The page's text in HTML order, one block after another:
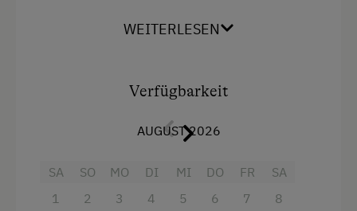
Flitterwochen am Bauernhof
Gesundheitsurlaub
Energie/Entspannung
Handtücher
WEITERLESEN
Verfügbarkeit
AUGUST 2026
SA
1
SO
2
MO
3
DI
4
MI
5
DO
6
FR
7
SA
8